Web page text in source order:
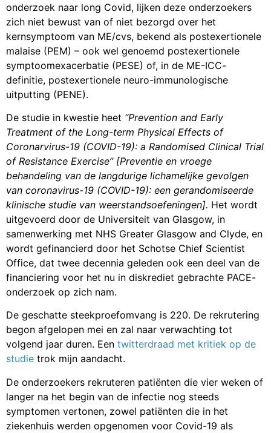
onderzoek naar long Covid, lijken deze onderzoekers
zich niet bewust van of niet bezorgd over het
kernsymptoom van ME/cvs, bekend als postexertionele
malaise (PEM) – ook wel genoemd postexertionele
symptoomexacerbatie (PESE) of, in de ME-ICC-
definitie, postexertionele neuro-immunologische
uitputting (PENE).
De studie in kwestie heet “Prevention and Early
Treatment of the Long-term Physical Effects of
Coronarvirus-19 (COVID-19): a Randomised Clinical Trial
of Resistance Exercise” [Preventie en vroege
behandeling van de langdurige lichamelijke gevolgen
van coronavirus-19 (COVID-19): een gerandomiseerde
klinische studie van weerstandsoefeningen]. Het wordt
uitgevoerd door de Universiteit van Glasgow, in
samenwerking met NHS Greater Glasgow and Clyde, en
wordt gefinancierd door het Schotse Chief Scientist
Office, dat twee decennia geleden ook een deel van de
financiering voor het nu in diskrediet gebrachte PACE-
onderzoek op zich nam.
De geschatte steekproefomvang is 220. De rekrutering
begon afgelopen mei en zal naar verwachting tot
volgend jaar duren. Een twitterdraad met kritiek op de
studie trok mijn aandacht.
De onderzoekers rekruteren patiënten die vier weken of
langer na het begin van de infectie nog steeds
symptomen vertonen, zowel patiënten die in het
ziekenhuis werden opgenomen voor Covid-19 als